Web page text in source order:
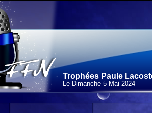
Trophées Paule
Le Dimanche 5 Mai 2024